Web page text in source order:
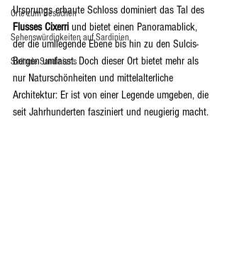
Orte zum Besuchen
Sehenswürdigkeiten auf Sardinien
Strände Sardiniens
Ursprungs erbaute Schloss dominiert das Tal des
Flusses Cixerri und bietet einen Panoramablick,
der die umliegende Ebene bis hin zu den Sulcis-
Bergen umfasst. Doch dieser Ort bietet mehr als
nur Naturschönheiten und mittelalterliche
Architektur: Er ist von einer Legende umgeben, die
seit Jahrhunderten fasziniert und neugierig macht.